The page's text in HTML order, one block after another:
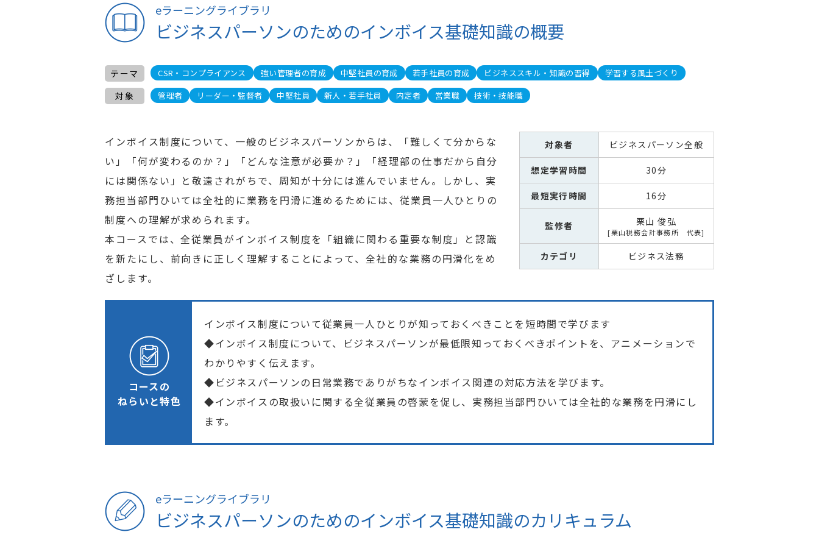
eラーニングライブラリ
ビジネスパーソンのためのインボイス基礎知識の概要
テーマ CSR・コンプライアンス 強い管理者の育成 中堅社員の育成 若手社員の育成 ビジネススキル・知識の習得 学習する風土づくり
対象 管理者 リーダー・監督者 中堅社員 新人・若手社員 内定者 営業職 技術・技能職
インボイス制度について、一般のビジネスパーソンからは、「難しくて分からな
い」「何が変わるのか？」「どんな注意が必要か？」「経理部の仕事だから自分
には関係ない」と敬遠されがちで、周知が十分には進んでいません。しかし、実
務担当部門ひいては全社的に業務を円滑に進めるためには、従業員一人ひとりの
制度への理解が求められます。
本コースでは、全従業員がインボイス制度を「組織に関わる重要な制度」と認識
を新たにし、前向きに正しく理解することによって、全社的な業務の円滑化をめ
ざします。
対象者 ビジネスパーソン全般
想定学習時間 30分
最短実行時間 16分
監修者 栗山 俊弘
栗山税務会計事務所 代表
カテゴリ ビジネス法務
コースの
ねらいと特色
インボイス制度について従業員一人ひとりが知っておくべきことを短時間で学びます
◆インボイス制度について、ビジネスパーソンが最低限知っておくべきポイントを、アニメーションで
わかりやすく伝えます。
◆ビジネスパーソンの日常業務でありがちなインボイス関連の対応方法を学びます。
◆インボイスの取扱いに関する全従業員の啓蒙を促し、実務担当部門ひいては全社的な業務を円滑にし
ます。
eラーニングライブラリ
ビジネスパーソンのためのインボイス基礎知識のカリキュラム